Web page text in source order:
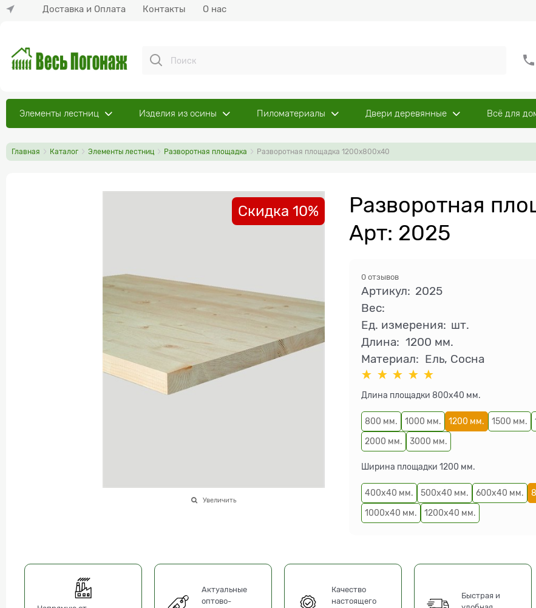
Доставка и Оплата Контакты О нас
Элементы лестниц Изделия из осины Пиломатериалы Двери деревянные Всё для
Главная Каталог Элементы лестниц Разворотная площадка Разворотная площадка 1200х800х40
Скидка 10%
Увеличить
Разворотная
Арт: 2025
0 отзывов
Артикул: 2025
Вес:
Ед. измерения: шт.
Длина: 1200 мм.
Материал: Ель, Сосна
Длина площадки 800х40 мм.
800 мм. 1000 мм. 1200 мм. 1500 мм.
2000 мм. 3000 мм.
Ширина площадки 1200 мм.
400х40 мм. 500х40 мм. 600х40 мм.
1000х40 мм. 1200х40 мм.
Актуальные
оптово-
Качество
настоящего
Быстрая и